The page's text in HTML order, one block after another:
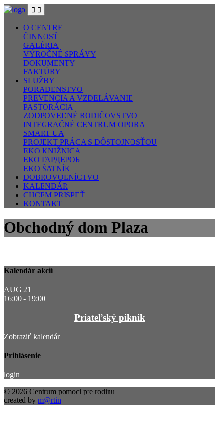
O CENTRE
ČINNOSŤ
GALÉRIA
VÝROČNÉ SPRÁVY
DOKUMENTY
FAKTÚRY
SLUŽBY
PORADENSTVO
PREVENCIA A VZDELÁVANIE
PASTORÁCIA
ZODPOVEDNÉ RODIČOVSTVO
INTEGRAČNÉ CENTRUM OPORA
SMART UA
PROJEKT PRÁCA S DÔSTOJNOSŤOU
EKO KNIŽNICA
ЕКО ГАРДЕРОБ
EKO ŠATNÍK
DOBROVOĽNÍCTVO
KALENDÁR
CHCEM PRISPEŤ
KONTAKT
Obchodný dom Plaza
Kalendár akcií
AUG 21
16:00 - 19:00
Priateľský piknik
Zobraziť kalendár
Prihlásenie
login
© 2026 Centrum pomoci pre rodinu
created by m@rtin